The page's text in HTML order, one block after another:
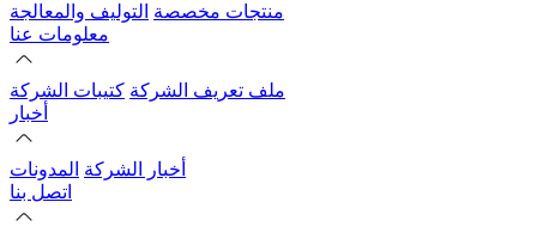
منتجات مخصصة التوليف والمعالجة
معلومات عنا
ملف تعريف الشركة كتيبات الشركة
أخبار
أخبار الشركة المدونات
اتصل بنا